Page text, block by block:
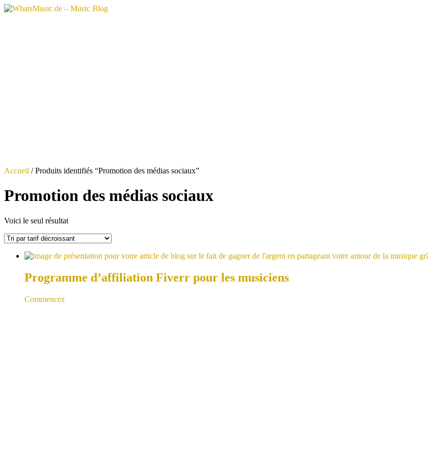
Aller
Accueil / Produits identifiés “Promotion des médias sociaux”
Promotion des médias sociaux
Voici le seul résultat
Programme d’affiliation Fiverr pour les musiciens
Commencez